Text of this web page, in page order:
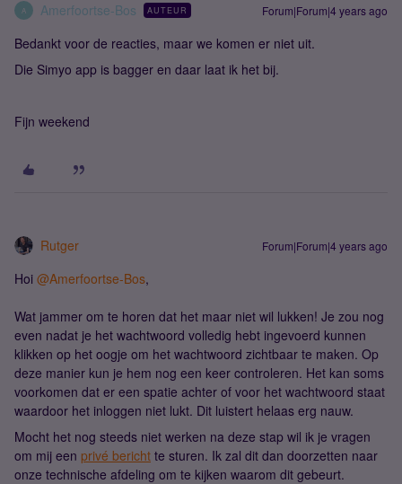
A Amerfoortse-Bos AUTEUR Forum|Forum|4 years ago
Bedankt voor de reacties, maar we komen er niet uit.
Die Simyo app is bagger en daar laat ik het bij.
Fijn weekend
Rutger Forum|Forum|4 years ago
Hoi @Amerfoortse-Bos,
Wat jammer om te horen dat het maar niet wil lukken! Je zou nog
even nadat je het wachtwoord volledig hebt ingevoerd kunnen
klikken op het oogje om het wachtwoord zichtbaar te maken. Op
deze manier kun je hem nog een keer controleren. Het kan soms
voorkomen dat er een spatie achter of voor het wachtwoord staat
waardoor het inloggen niet lukt. Dit luistert helaas erg nauw.
Mocht het nog steeds niet werken na deze stap wil ik je vragen
om mij een privé bericht te sturen. Ik zal dit dan doorzetten naar
onze technische afdeling om te kijken waarom dit gebeurt.